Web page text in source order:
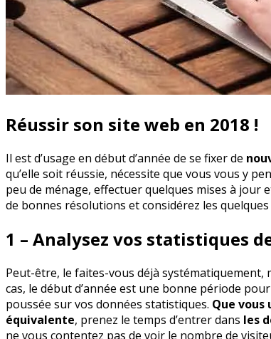
Réussir son site web en 2018 !
Il est d’usage en début d’année de se fixer de
qu’elle soit réussie, nécessite que vous vous y
peu de ménage, effectuer quelques mises à jour
de bonnes résolutions et considérez les
1 – Analysez vos statistiques
Peut-être, le faites-vous déjà systématiquement,
cas, le début d’année est une bonne période
poussée sur vos données statistiques. Que
équivalente, prenez le temps d’entrer dans les
ne vous contentez pas de voir le nombre de